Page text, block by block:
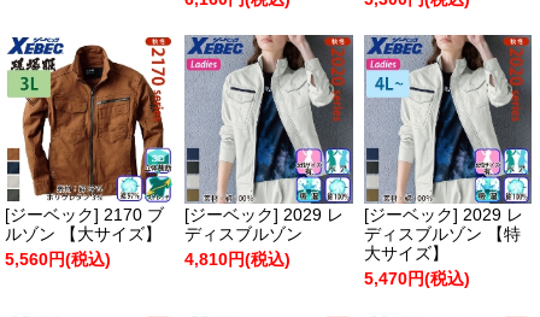
[ジーベック] 2170 ブ
ルゾン 【大サイズ】
5,560円(税込)
[ジーベック] 2029 レ
ディスブルゾン
4,810円(税込)
[ジーベック] 2029 レ
ディスブルゾン 【特
大サイズ】
5,470円(税込)